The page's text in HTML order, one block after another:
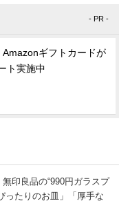
- PR -
Amazonギフトカードが
ト実施中
印良品の“990円ガラスプ
たりのお皿」「厚手な